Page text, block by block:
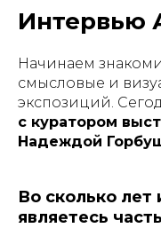
Интервью
Начинаем
смысловые и
экспозиций.
с куратором
Надеждой
Во сколько лет
являетесь